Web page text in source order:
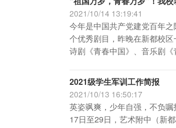
2021/10/14 13:19:41
今年是中国共产党建党百年
个优秀剧目，昨晚在新都校
诗剧《青春中国》、音乐剧
2021级学生军训工作简报
2021/10/13 16:50:17
英姿飒爽，少年自强，不负
17日至29日，艺术附中（新